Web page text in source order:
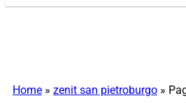
Home » zenit san pietroburgo »